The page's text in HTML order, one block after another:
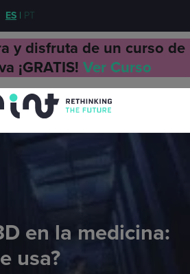
ES | PT
y disfruta de un curso de
¡GRATIS! Ver Curso
en la medicina:
usa?